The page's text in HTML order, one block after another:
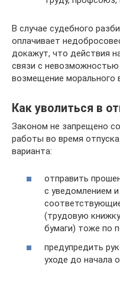
В случае судебного
оплачивает
докажут, что действия
связи с невозможностью
возмещение морального
Как уволиться в
Законом не запрещено
работы во время
варианта:
отправить
с уведомлением
(трудовую
бумаги) тоже по
предупредить
уходе до начала